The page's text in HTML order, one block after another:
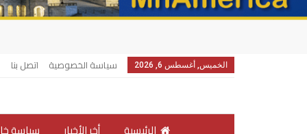
الخميس, أغسطس 6, 2026 سياسة الخصوصية اتصل بنا